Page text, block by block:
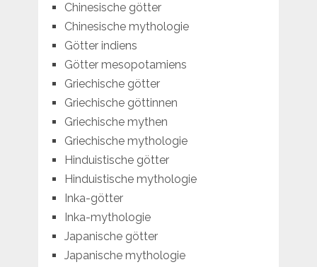
Chinesische götter
Chinesische mythologie
Götter indiens
Götter mesopotamiens
Griechische götter
Griechische göttinnen
Griechische mythen
Griechische mythologie
Hinduistische götter
Hinduistische mythologie
Inka-götter
Inka-mythologie
Japanische götter
Japanische mythologie